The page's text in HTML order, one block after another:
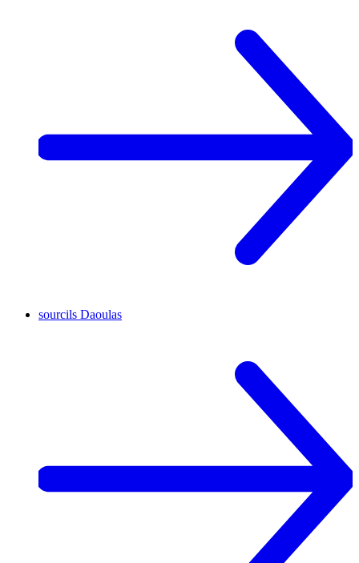
sourcils Daoulas